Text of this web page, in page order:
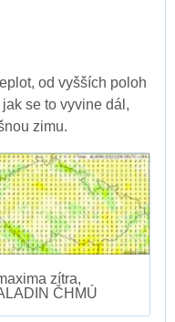
od vyšších poloh
se to vyvine dál,
zimu.
zítra,
ČHMÚ